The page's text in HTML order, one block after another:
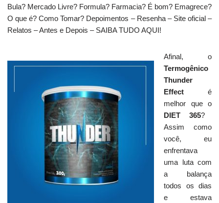
Bula? Mercado Livre? Formula? Farmacia? É bom? Emagrece?
O que é? Como Tomar? Depoimentos – Resenha – Site oficial –
Relatos – Antes e Depois – SAIBA TUDO AQUI!
Afinal, o
Termogênico
Thunder
Effect é
melhor que o
DIET 365?
Assim como
você, eu
enfrentava
uma luta com
a balança
todos os dias
e estava